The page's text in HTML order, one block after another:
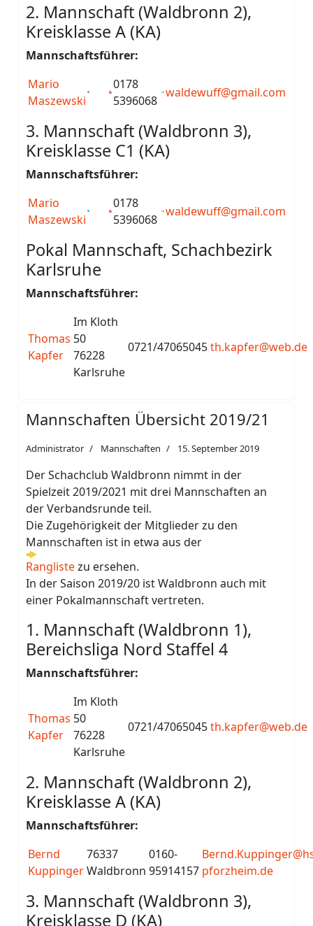
2. Mannschaft (Waldbronn 2),
Kreisklasse A (KA)
Mannschaftsführer:
Mario
Maszewski
0178
5396068
waldewuff@gmail.com
3. Mannschaft (Waldbronn 3),
Kreisklasse C1 (KA)
Mannschaftsführer:
Mario
Maszewski
0178
5396068
waldewuff@gmail.com
Pokal Mannschaft, Schachbezirk
Karlsruhe
Mannschaftsführer:
Thomas
Kapfer
Im Kloth
50
76228
Karlsruhe
0721/47065045th.kapfer@web.de
Mannschaften Übersicht 2019/21
Administrator Mannschaften 15. September 2019
Der Schachclub Waldbronn nimmt in der
Spielzeit 2019/2021 mit drei Mannschaften an
der Verbandsrunde teil.
Die Zugehörigkeit der Mitglieder zu den
Mannschaften ist in etwa aus der
Ranglistezu ersehen.
In der Saison 2019/20 ist Waldbronn auch mit
einer Pokalmannschaft vertreten.
1. Mannschaft (Waldbronn 1),
Bereichsliga Nord Staffel 4
Mannschaftsführer:
Thomas
Kapfer
Im Kloth
50
76228
Karlsruhe
0721/47065045th.kapfer@web.de
2. Mannschaft (Waldbronn 2),
Kreisklasse A (KA)
Mannschaftsführer:
Bernd
Kuppinger
76337
Waldbronn
0160-
95914157 pforzheim.de
3. Mannschaft (Waldbronn 3),
Kreisklasse D (KA)